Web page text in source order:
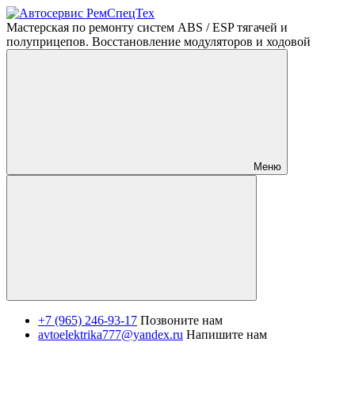
Мастерская по ремонту систем ABS / ESP тягачей и
полуприцепов. Восстановление модуляторов и ходовой
Меню
+7 (965) 246-93-17 Позвоните нам
avtoelektrika777@yandex.ru Напишите нам